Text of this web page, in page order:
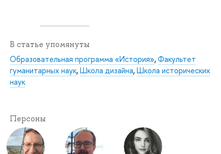
В статье упомянуты
Образовательная программа «История»,Факультет
гуманитарных наук,Школа дизайна,Школа исторических
наук
Персоны